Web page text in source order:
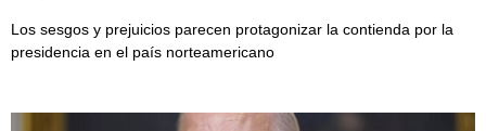
Los sesgos y prejuicios parecen protagonizar la contienda por la
presidencia en el país norteamericano